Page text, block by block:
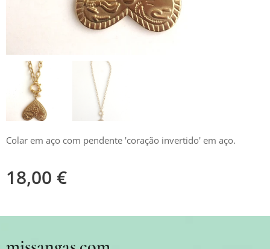
Colar em aço com pendente 'coração invertido' em aço.
18,00 €